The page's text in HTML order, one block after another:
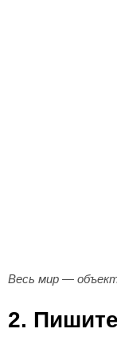
Весь мир —
2.